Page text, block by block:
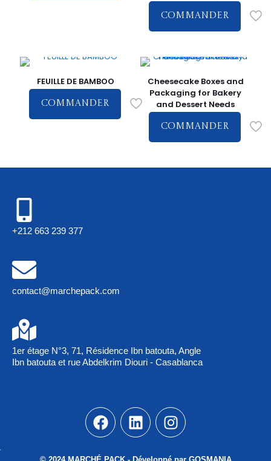
COMMANDER
FEUILLE DE BAMBOO
COMMANDER
Cheesecake Boxes and
Packaging for Bakery
and Dessert Needs
COMMANDER
+212 663 239 377
contact@marchepack.com
1er étage N°3, 71, Résidence Ibn batouta, Angle
Ibn batouta et rue Abdelkrim Diouri - Casablanca